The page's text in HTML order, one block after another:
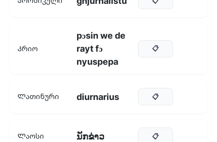
Კრიო
pɔsin we de
rayt fɔ
nyuspepa
📋
Ლათინური diurnarius 📋
Ლაოსი ນັກຂ່າວ 📋